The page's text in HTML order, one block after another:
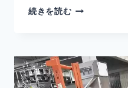
続きを読むCOAL
WITH
SUPPORTING
WHEEL